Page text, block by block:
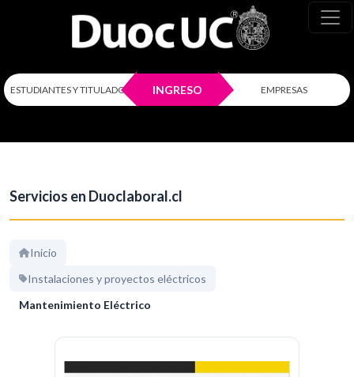
ESTUDIANTES Y TITULADOS INGRESO EMPRESAS
Servicios en Duoclaboral.cl
Inicio
Instalaciones y proyectos eléctricos
Mantenimiento Eléctrico